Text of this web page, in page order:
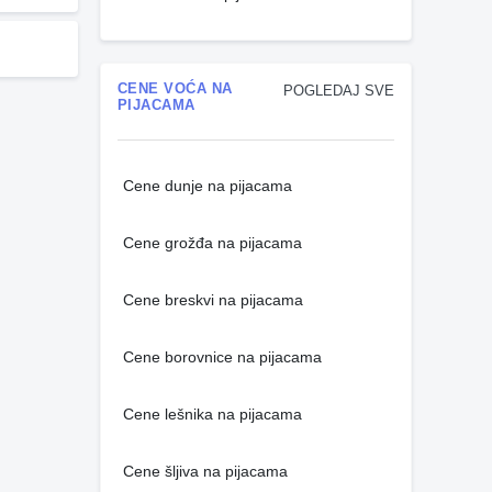
POGLEDAJ SVE
CENE VOĆA NA
PIJACAMA
Cene dunje na pijacama
Cene grožđa na pijacama
Cene breskvi na pijacama
Cene borovnice na pijacama
Cene lešnika na pijacama
Cene šljiva na pijacama